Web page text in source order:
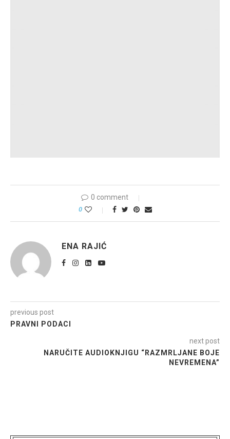
0 comment
0
ENA RAJIĆ
previous post
PRAVNI PODACI
next post
NARUČITE AUDIOKNJIGU “RAZMRLJANE BOJE
NEVREMENA”